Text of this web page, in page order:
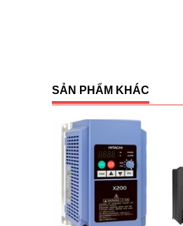
SẢN PHẨM KHÁC